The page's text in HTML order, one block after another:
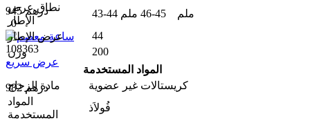
945 درهم
0
108363
عرض سريع
982 درهم
نطاق عرض
الإطار
43-44 ملم 45-46 ملم
عرض الإطار
44
وزن
200
المواد المستخدمة
مادة الزجاج
كريستالات غير عضوية
المواد
المستخدمة
فُولاَذ